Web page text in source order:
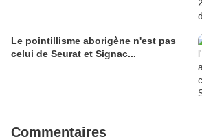
Le pointillisme aborigène n'est pas
celui de Seurat et Signac...
Commentaires